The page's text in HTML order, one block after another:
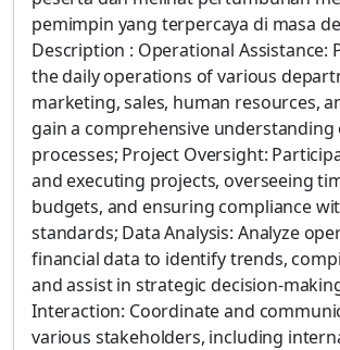
pemimpin yang terpercaya di masa
Description : Operational Assistance:
the daily operations of various
marketing, sales, human resources,
gain a comprehensive understanding
processes; Project Oversight:
and executing projects, overseeing
budgets, and ensuring compliance
standards; Data Analysis: Analyze
financial data to identify trends,
and assist in strategic decision-
Interaction: Coordinate and
various stakeholders, including